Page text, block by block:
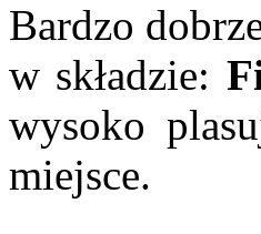
Bardzo
w składzie:
wysoko
miejsce.